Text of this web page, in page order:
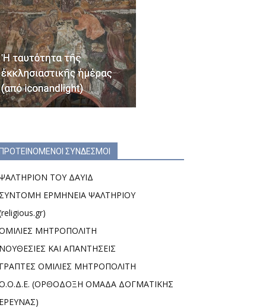
ΣΥΝΔΕΣΜΟΙ
ΤΟΥ ΔΑΥΙΔ
ΕΡΜΗΝΕΙΑ ΨΑΛΤΗΡΙΟΥ
ΜΗΤΡΟΠΟΛΙΤΗ
ΚΑΙ ΑΠΑΝΤΗΣΕΙΣ
ΟΜΙΛΙΕΣ ΜΗΤΡΟΠΟΛΙΤΗ
(ΟΡΘΟΔΟΞΗ ΟΜΑΔΑ ΔΟΓΜΑΤΙΚΗΣ